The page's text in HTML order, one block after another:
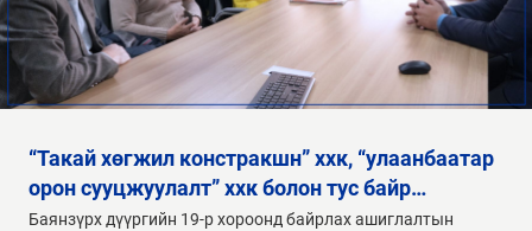
“такай хөгжил констракшн” ххк, “улаанбаатар
орон сууцжуулалт” ххк болон тус байр…
Баянзүрх дүүргийн 19-р хороонд байрлах ашиглалтын